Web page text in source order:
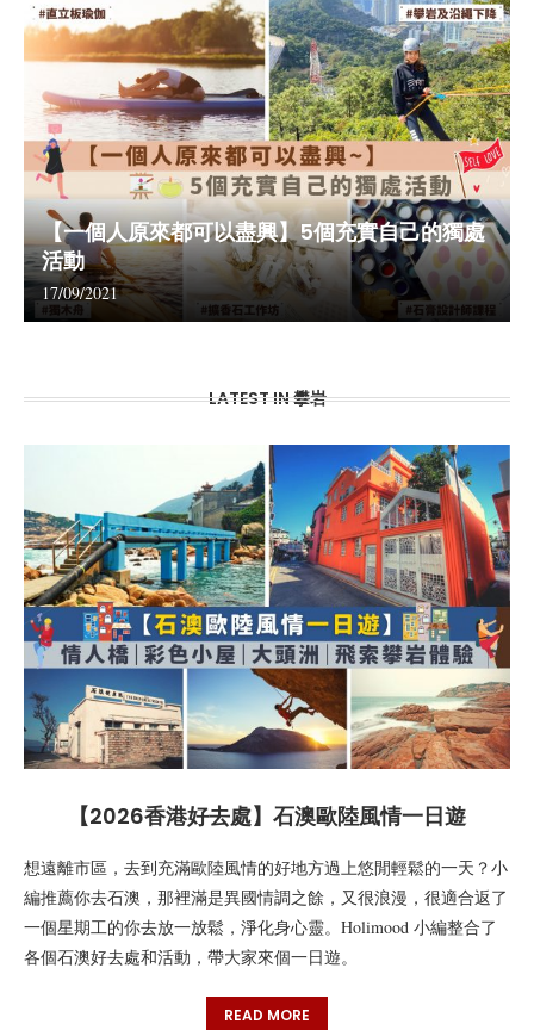
【一個人原來都可以盡興】5個充實自己的獨處
活動
17/09/2021
LATEST IN 攀岩
【2026香港好去處】石澳歐陸風情一日遊
想遠離市區，去到充滿歐陸風情的好地方過上悠閒輕鬆的一天？小
編推薦你去石澳，那裡滿是異國情調之餘，又很浪漫，很適合返了
一個星期工的你去放一放鬆，淨化身心靈。Holimood 小編整合了
各個石澳好去處和活動，帶大家來個一日遊。
READ MORE